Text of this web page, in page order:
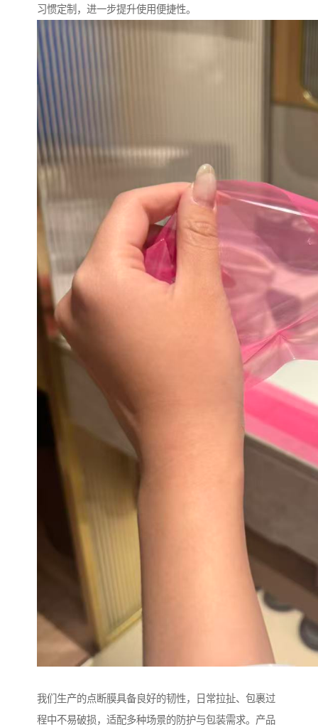
习惯定制，进一步提升使用便捷性。
我们生产的点断膜具备良好的韧性，日常拉扯、包裹过
程中不易破损，适配多种场景的防护与包装需求。产品